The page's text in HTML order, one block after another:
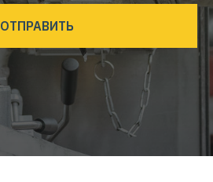
ОТПРАВИТЬ